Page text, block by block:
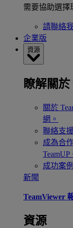
需要協助選擇
請聯絡
企業版
資源
瞭解關
關於
網。
聯絡支
成為合
TeamUP
成功案例
新聞
TeamViewer
資源